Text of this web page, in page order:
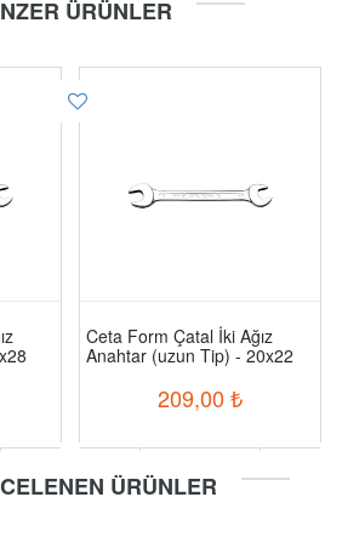
ÜRÜNLER
Ceta Form Çatal İki Ağız
Anahtar (uzun Tip) - 20x22
209,00 ₺
ÜRÜNLER